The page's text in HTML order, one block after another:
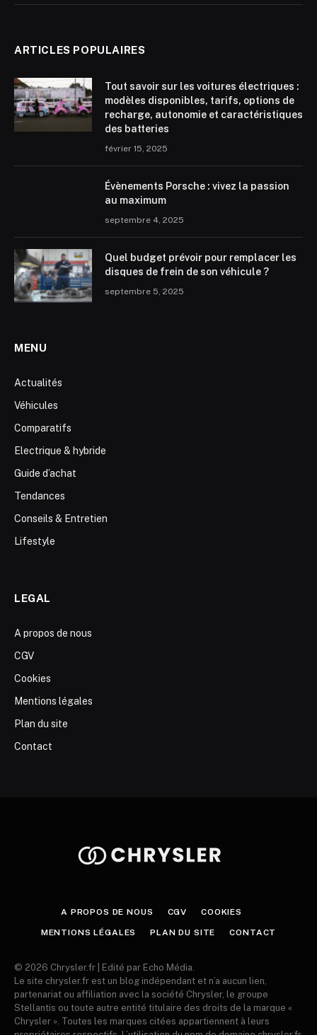
ARTICLES POPULAIRES
Tout savoir sur les voitures électriques :
modèles disponibles, tarifs, options de
recharge, autonomie et caractéristiques
des batteries
février 15, 2025
Évènements Porsche : vivez la passion
au maximum
septembre 4, 2025
Quel budget prévoir pour remplacer les
disques de frein de son véhicule ?
septembre 5, 2025
MENU
Actualités
Véhicules
Comparatifs
Electrique & hybride
Guide d’achat
Tendances
Conseils & Entretien
Lifestyle
LEGAL
A propos de nous
CGV
Cookies
Mentions légales
Plan du site
Contact
A PROPOS DE NOUS CGV COOKIES
MENTIONS LÉGALES PLAN DU SITE CONTACT
© 2026 Chrysler.fr | Edité par Echo Média.
Le site chrysler.fr est un blog indépendant et n’a aucun lien,
partenariat ou affiliation avec la société Chrysler, le groupe
Stellantis ou toute autre entité titulaire des droits de la marque «
Chrysler ». Toutes les marques citées appartiennent à leurs